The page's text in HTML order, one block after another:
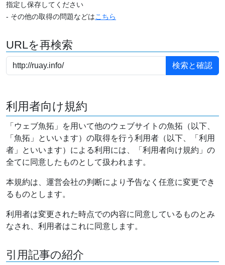
指定し保存してください
- その他の取得の問題などはこちら
URLを再検索
利用者向け規約
「ウェブ魚拓」を用いて他のウェブサイトの魚拓（以下、
「魚拓」といいます）の取得を行う利用者（以下、「利用
者」といいます）による利用には、「利用者向け規約」の
全てに同意したものとして扱われます。
本規約は、運営会社の判断により予告なく任意に変更でき
るものとします。
利用者は変更された時点での内容に同意しているものとみ
なされ、利用者はこれに同意します。
引用記事の紹介